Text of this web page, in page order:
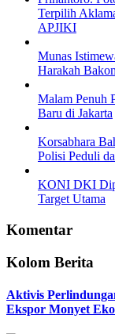
Terpilih
APJIKI
Munas
Harakah
Malam Penuh
Baru di Jakarta
Korsabhara
Polisi Peduli
KONI DKI
Target Utama
Komentar
Kolom Berita
Aktivis
Ekspor Monyet